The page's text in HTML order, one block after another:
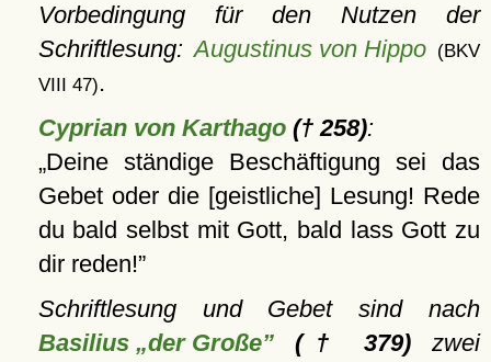
Vorbedingung für den Nutzen der
Schriftlesung:Augustinus von Hippo
(BKV
VIII 47).
Cyprian von Karthago(† 258):
Deine ständige Beschäftigung sei das
Gebet oder die [geistliche] Lesung! Rede
du bald selbst mit Gott, bald lass Gott zu
dir reden!
Schriftlesung und Gebet sind nach
Basilius „der Große”(† 379) zwei